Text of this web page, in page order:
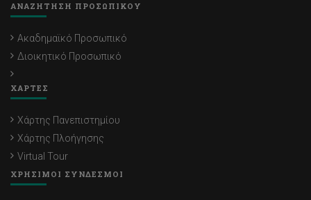
ΑΝΑΖΗΤΗΣΗ ΠΡΟΣΩΠΙΚΟΥ
Ακαδημαϊκό Προσωπικό
Διοικητικό Προσωπικό
ΧΑΡΤΕΣ
Χάρτης Πανεπιστημίου
Χάρτης Πλοήγησης
Virtual Tour
ΧΡΗΣΙΜΟΙ ΣΥΝΔΕΣΜΟΙ